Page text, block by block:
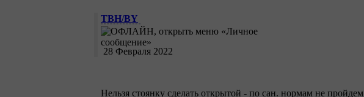
TBH/BY
28 Февраля 2022
Нельзя стоянку сделать открытой - по сан. нормам не пройдем